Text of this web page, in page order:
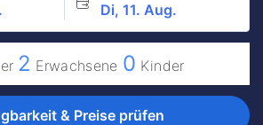
Di, 11. Aug.
2 Erwachsene 0 Kinder
& Preise prüfen